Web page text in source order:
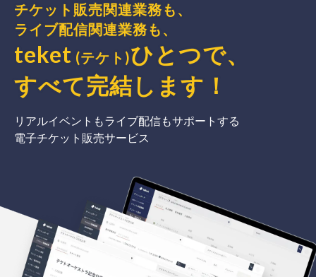
チケット販売関連業務も、
ライブ配信関連業務も、
teket (テケト)ひとつで、
すべて完結 します ！
リアルイベントもライブ配信もサポートする
電子チケット販売サービス